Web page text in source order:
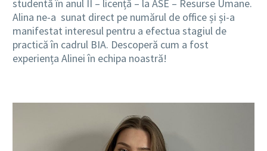
studentă în anul II – licență – la ASE – Resurse Umane.
Alina ne-a sunat direct pe numărul de office și și-a
manifestat interesul pentru a efectua stagiul de
practică în cadrul BIA. Descoperă cum a fost
experiența Alinei în echipa noastră!